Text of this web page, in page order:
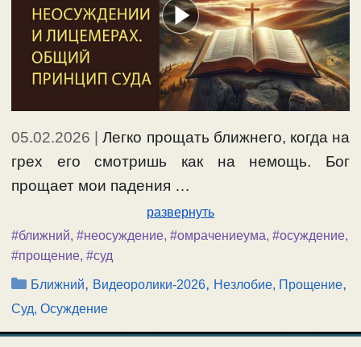
05.02.2026 |Легко прощать ближнего, когда на
грех его смотришь как на немощь. Бог
прощает мои падения …
развернуть
#ближний, #неосуждение, #омрачениеума, #осуждение,
#прощение, #суд
Рубрики
Ближний, Видеоролики-2026, Незлобие, Прощение,
Суд, Осуждение